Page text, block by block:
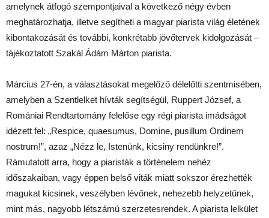
amelynek átfogó szempontjaival a következő négy évben
meghatározhatja, illetve segítheti a magyar piarista világ életének
kibontakozását és további, konkrétabb jövőtervek kidolgozását –
tájékoztatott Szakál Ádám Márton piarista.
Március 27-én, a választásokat megelőző délelőtti szentmisében,
amelyben a Szentlelket hívták segítségül, Ruppert József, a
Romániai Rendtartomány felelőse egy régi piarista imádságot
idézett fel: „Respice, quaesumus, Domine, pusillum Ordinem
nostrum!”, azaz „Nézz le, Istenünk, kicsiny rendünkre!”.
Rámutatott arra, hogy a piaristák a történelem nehéz
időszakaiban, vagy éppen belső viták miatt sokszor érezhették
magukat kicsinek, veszélyben lévőnek, nehezebb helyzetűnek,
mint más, nagyobb létszámú szerzetesrendek. A piarista lelkület